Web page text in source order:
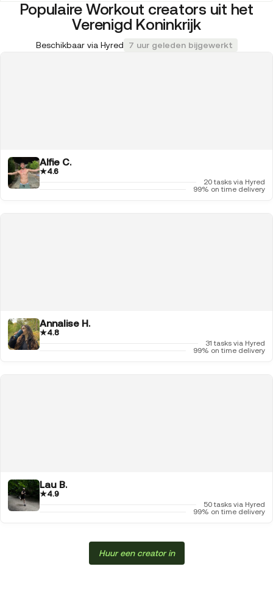
Populaire Workout creators uit het
Verenigd Koninkrijk
Beschikbaar via Hyred 7 uur geleden bijgewerkt
Alfie C.
★4.6
20 tasks via Hyred
99% on time delivery
Annalise H.
★4.8
31 tasks via Hyred
99% on time delivery
Lau B.
★4.9
50 tasks via Hyred
99% on time delivery
Huur een creator in